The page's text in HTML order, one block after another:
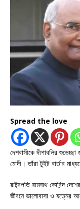
Spread the love
দেশবাসীকে দীপাবলির শুভেচ্ছা
মোদী। তাঁরা টুইট বার্তার
রাষ্ট্রপতি রামনাথ কোবিন্দ
জীবনে ভালোবাসা ও যত্নের